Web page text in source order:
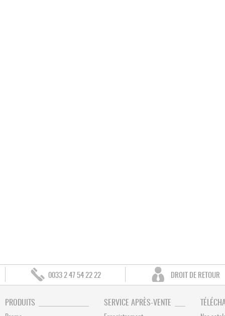
0033 2 47 54 22 22 DROIT DE RETOUR
PRODUITS SERVICE APRÈS-VENTE